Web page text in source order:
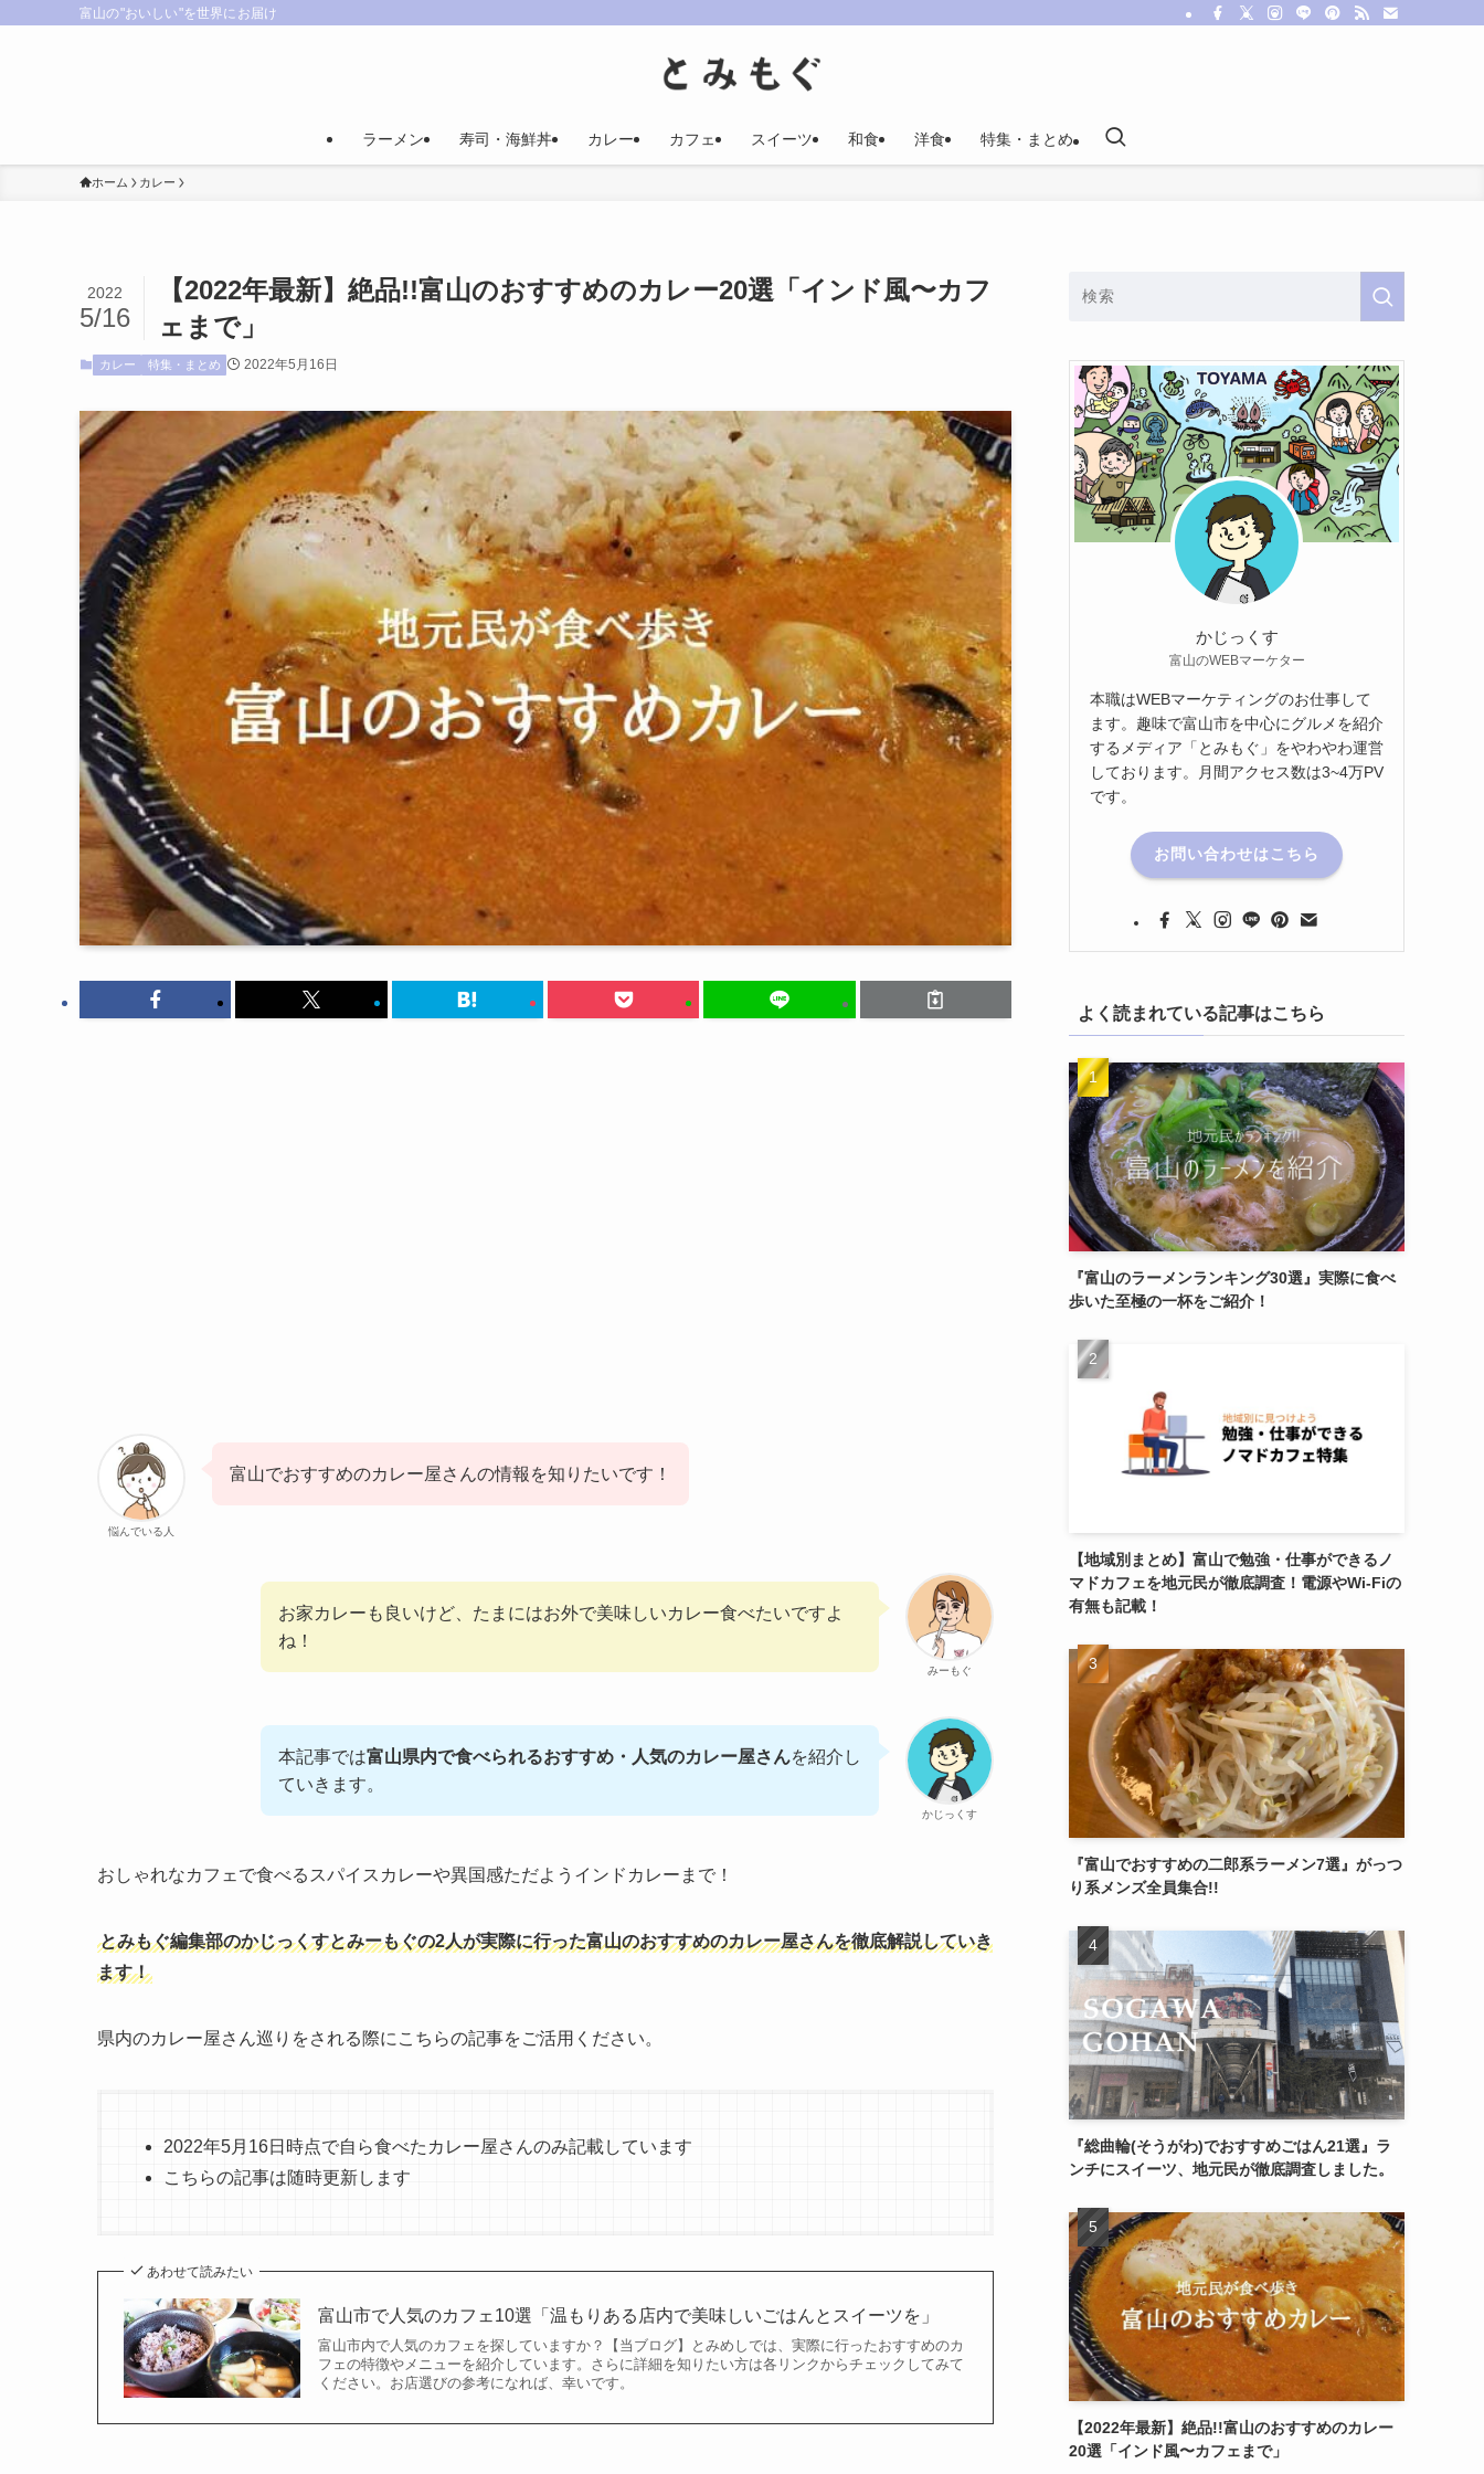
富山の"おいしい"を世界にお届け
ラーメン 寿司・海鮮丼 カレー カフェ スイーツ 和食 洋食 特集・まとめ
ホーム カレー
【2022年最新】絶品!!富山のおすすめのカレー20選「インド風〜カフ
ェまで」
2022
5/16
カレー 特集・まとめ 2022年5月16日
悩んでいる人
富山でおすすめのカレー屋さんの情報を知りたいです！
みーもぐ
お家カレーも良いけど、たまにはお外で美味しいカレー食べたいですよ
ね！
かじっくす
本記事では富山県内で食べられるおすすめ・人気のカレー屋さんを紹介し
ていきます。
おしゃれなカフェで食べるスパイスカレーや異国感ただようインドカレーまで！
とみもぐ編集部のかじっくすとみーもぐの2人が実際に行った富山のおすすめのカレー屋さんを徹底解説していき
ます！
県内のカレー屋さん巡りをされる際にこちらの記事をご活用ください。
2022年5月16日時点で自ら食べたカレー屋さんのみ記載しています
こちらの記事は随時更新します
あわせて読みたい
富山市で人気のカフェ10選「温もりある店内で美味しいごはんとスイーツを」
富山市内で人気のカフェを探していますか？【当ブログ】とみめしでは、実際に行ったおすすめのカ
フェの特徴やメニューを紹介しています。さらに詳細を知りたい方は各リンクからチェックしてみて
ください。お店選びの参考になれば、幸いです。
かじっくす
富山のWEBマーケター
本職はWEBマーケティングのお仕事して
ます。趣味で富山市を中心にグルメを紹介
するメディア「とみもぐ」をやわやわ運営
しております。月間アクセス数は3~4万PV
です。
お問い合わせはこちら
よく読まれている記事はこちら
『富山のラーメンランキング30選』実際に食べ
歩いた至極の一杯をご紹介！
【地域別まとめ】富山で勉強・仕事ができるノ
マドカフェを地元民が徹底調査！電源やWi-Fiの
有無も記載！
『富山でおすすめの二郎系ラーメン7選』がっつ
り系メンズ全員集合!!
『総曲輪(そうがわ)でおすすめごはん21選』ラ
ンチにスイーツ、地元民が徹底調査しました。
【2022年最新】絶品!!富山のおすすめのカレー
20選「インド風〜カフェまで」